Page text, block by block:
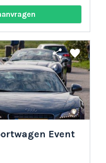
share favorite
Event